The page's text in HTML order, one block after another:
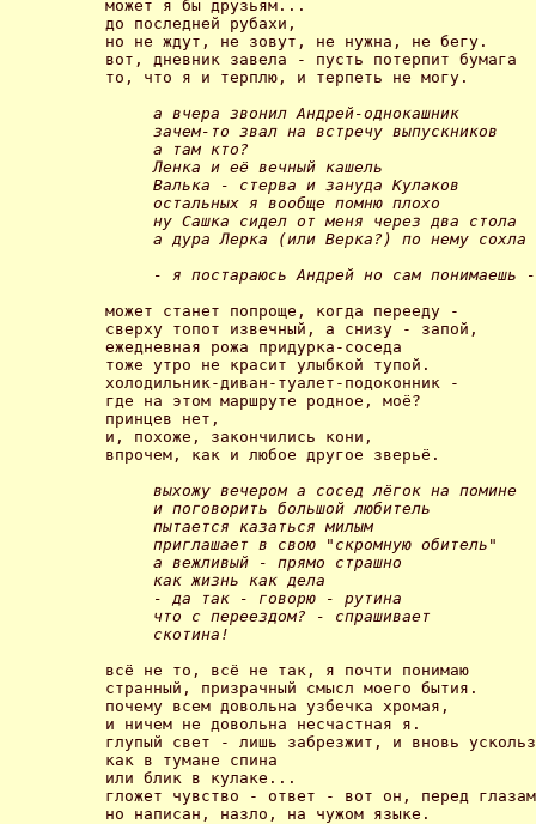
может я бы друзьям...
до последней рубахи,
но не ждут, не зовут, не нужна, не бегу.
вот, дневник завела - пусть потерпит бумага
то, что я и терплю, и терпеть не могу.
     а вчера звонил Андрей-однокашник
     зачем-то звал на встречу выпускников
     а там кто?
     Ленка и её вечный кашель
     Валька - стерва и зануда Кулаков
     остальных я вообще помню плохо
     ну Сашка сидел от меня через два стола
     а дура Лерка (или Верка?) по нему сохла
- я постараюсь Андрей но сам понимаешь
может станет попроще, когда перееду -
сверху топот извечный, а снизу - запой,
ежедневная рожа придурка-соседа
тоже утро не красит улыбкой тупой.
холодильник-диван-туалет-подоконник -
где на этом маршруте родное, моё?
принцев нет,
и, похоже, закончились кони,
впрочем, как и любое другое зверьё.
выхожу вечером а сосед лёгок на помине
     и поговорить большой любитель
     пытается казаться милым
     приглашает в свою "скромную обитель"
     а вежливый - прямо страшно
     как жизнь как дела
     - да так - говорю - рутина
     что с переездом? - спрашивает
     скотина!
всё не то, всё не так, я почти понимаю
странный, призрачный смысл моего бытия.
почему всем довольна узбечка хромая,
и ничем не довольна несчастная я.
глупый свет - лишь забрезжит, и вновь
как в тумане спина
или блик в кулаке...
гложет чувство - ответ - вот он, перед
но написан, назло, на чужом языке.